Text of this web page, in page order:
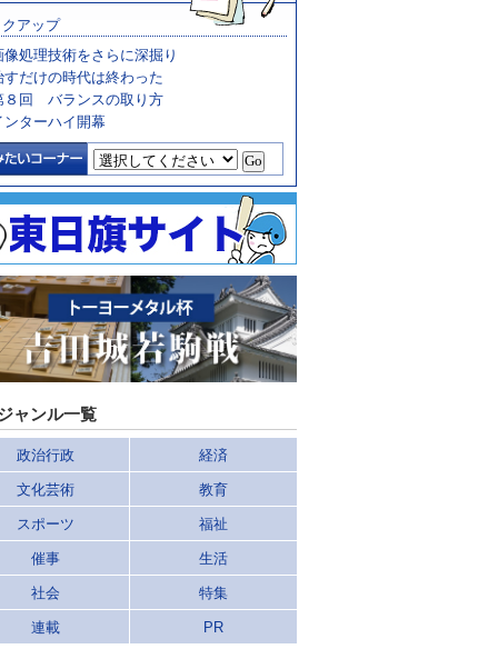
アップ
像処理技術をさらに深掘り
すだけの時代は終わった
８回 バランスの取り方
ンターハイ開幕
ャンル一覧
政治行政 経済
文化芸術 教育
スポーツ 福祉
催事 生活
社会 特集
連載 PR